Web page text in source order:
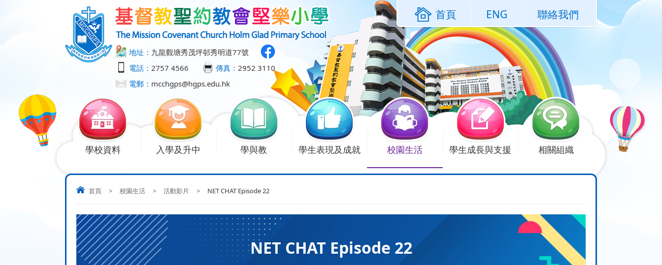
地址： 九龍觀塘秀茂坪邨秀明道77號
電話： 2757 4566 傳真： 2952 3110
電郵： mcchgps@hgps.edu.hk
首頁 ENG 聯絡我們
學校資料 入學及升中 學與教 學生表現及成就 校園生活 學生成長與支援 相關組織
首頁 > 校園生活 > 活動影片 > NET CHAT Episode 22
NET CHAT Episode 22